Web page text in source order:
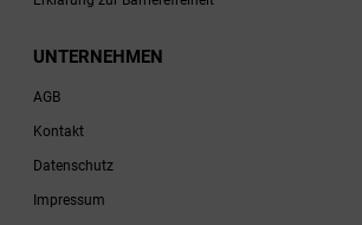
UNTERNEHMEN
AGB
Kontakt
Datenschutz
Impressum